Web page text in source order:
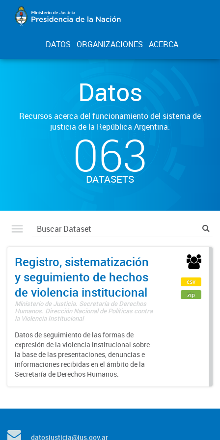
DATOS ORGANIZACIONES ACERCA
Datos
Recursos acerca del funcionamiento del sistema de
justicia de la República Argentina.
063
DATASETS
Registro, sistematización
y seguimiento de hechos
de violencia institucional
Ministerio de Justicia. Secretaría de Derechos
Humanos. Dirección Nacional de Políticas contra
la Violencia Institucional
Datos de seguimiento de las formas de
expresión de la violencia institucional sobre
la base de las presentaciones, denuncias e
informaciones recibidas en el ámbito de la
Secretaría de Derechos Humanos.
csv
zip
datosjusticia@jus.gov.ar